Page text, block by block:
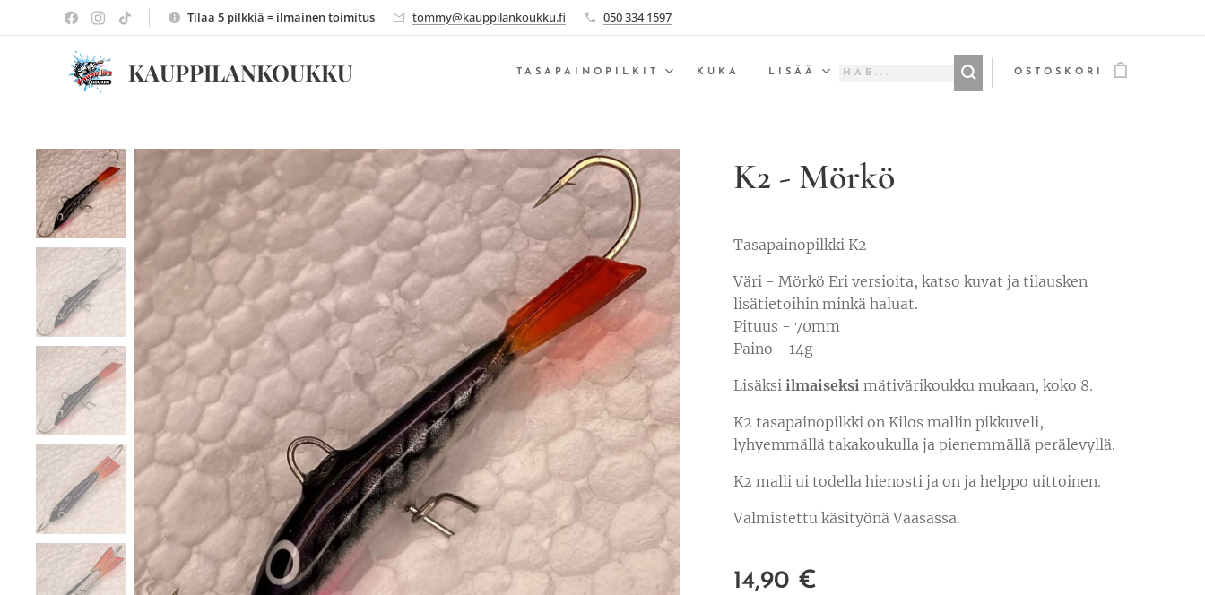
Tilaa 5 pilkkiä = ilmainen toimitus tommy@kauppilankoukku.fi 050 334 1597
KAUPPILANKOUKKU TASAPAINOPILKIT KUKA LISÄÄ OSTOSKORI
K2 - Mörkö
Tasapainopilkki K2
Väri - Mörkö Eri versioita, katso kuvat ja tilausken
lisätietoihin minkä haluat.
Pituus - 70mm
Paino - 14g
Lisäksiilmaiseksi mätivärikoukku mukaan, koko 8.
K2 tasapainopilkki on Kilos mallin pikkuveli,
lyhyemmällä takakoukulla ja pienemmällä perälevyllä.
K2 malli ui todella hienosti ja on ja helppo uittoinen.
Valmistettu käsityönä Vaasassa.
14,90 €